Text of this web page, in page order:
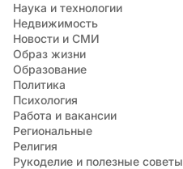
Наука и технологии
Недвижимость
Новости и СМИ
Образ жизни
Образование
Политика
Психология
Работа и вакансии
Региональные
Религия
Рукоделие и полезные советы